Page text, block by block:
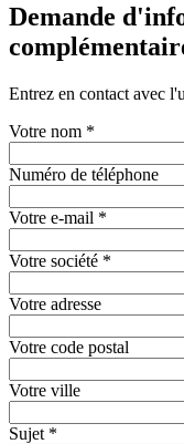
Demande
Entrez en contact avec
Votre nom *
Numéro de téléphone
Votre e-mail *
Votre société *
Votre adresse
Votre code postal
Votre ville
Sujet *